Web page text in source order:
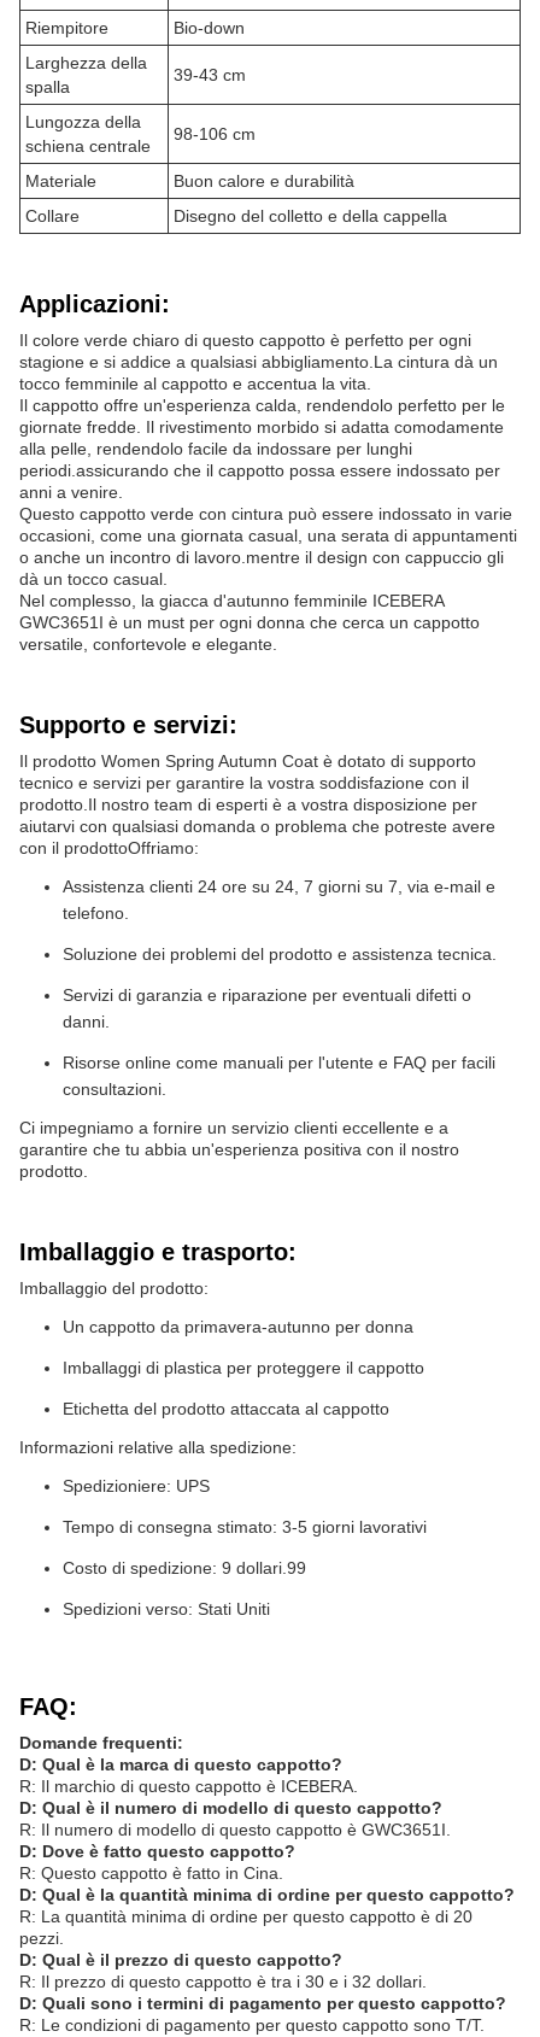
Riempitore
Bio-down
Larghezza della
spalla
39-43 cm
Lungozza della
schiena centrale
98-106 cm
Materiale
Buon calore e durabilità
Collare
Disegno del colletto e della cappella
Applicazioni:
Il colore verde chiaro di questo cappotto è perfetto per ogni
stagione e si addice a qualsiasi abbigliamento.La cintura dà un
tocco femminile al cappotto e accentua la vita.
Il cappotto offre un'esperienza calda, rendendolo perfetto per le
giornate fredde. Il rivestimento morbido si adatta comodamente
alla pelle, rendendolo facile da indossare per lunghi
periodi.assicurando che il cappotto possa essere indossato per
anni a venire.
Questo cappotto verde con cintura può essere indossato in varie
occasioni, come una giornata casual, una serata di appuntamenti
o anche un incontro di lavoro.mentre il design con cappuccio gli
dà un tocco casual.
Nel complesso, la giacca d'autunno femminile ICEBERA
GWC3651I è un must per ogni donna che cerca un cappotto
versatile, confortevole e elegante.
Supporto e servizi:
Il prodotto Women Spring Autumn Coat è dotato di supporto
tecnico e servizi per garantire la vostra soddisfazione con il
prodotto.Il nostro team di esperti è a vostra disposizione per
aiutarvi con qualsiasi domanda o problema che potreste avere
con il prodottoOffriamo:
Assistenza clienti 24 ore su 24, 7 giorni su 7, via e-mail e
telefono.
Soluzione dei problemi del prodotto e assistenza tecnica.
Servizi di garanzia e riparazione per eventuali difetti o
danni.
Risorse online come manuali per l'utente e FAQ per facili
consultazioni.
Ci impegniamo a fornire un servizio clienti eccellente e a
garantire che tu abbia un'esperienza positiva con il nostro
prodotto.
Imballaggio e trasporto:
Imballaggio del prodotto:
Un cappotto da primavera-autunno per donna
Imballaggi di plastica per proteggere il cappotto
Etichetta del prodotto attaccata al cappotto
Informazioni relative alla spedizione:
Spedizioniere: UPS
Tempo di consegna stimato: 3-5 giorni lavorativi
Costo di spedizione: 9 dollari.99
Spedizioni verso: Stati Uniti
FAQ:
Domande frequenti:
D: Qual è la marca di questo cappotto?
R: Il marchio di questo cappotto è ICEBERA.
D: Qual è il numero di modello di questo cappotto?
R: Il numero di modello di questo cappotto è GWC3651I.
D: Dove è fatto questo cappotto?
R: Questo cappotto è fatto in Cina.
D: Qual è la quantità minima di ordine per questo cappotto?
R: La quantità minima di ordine per questo cappotto è di 20
pezzi.
D: Qual è il prezzo di questo cappotto?
R: Il prezzo di questo cappotto è tra i 30 e i 32 dollari.
D: Quali sono i termini di pagamento per questo cappotto?
R: Le condizioni di pagamento per questo cappotto sono T/T.